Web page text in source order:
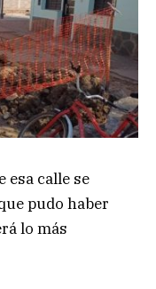
esa calle se
pudo haber
lo más